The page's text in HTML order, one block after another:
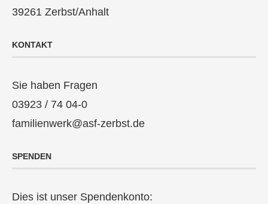
39261 Zerbst/Anhalt
KONTAKT
Sie haben Fragen
03923 / 74 04-0
familienwerk@asf-zerbst.de
SPENDEN
Dies ist unser Spendenkonto: